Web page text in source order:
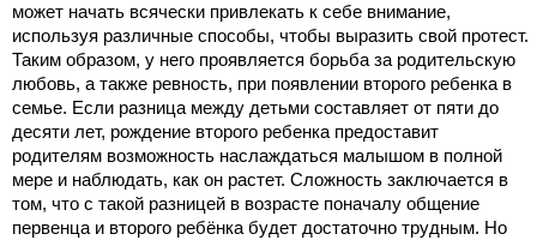
может начать всячески привлекать к себе внимание,
используя различные способы, чтобы выразить свой протест.
Таким образом, у него проявляется борьба за родительскую
любовь, а также ревность, при появлении второго ребенка в
семье. Если разница между детьми составляет от пяти до
десяти лет, рождение второго ребенка предоставит
родителям возможность наслаждаться малышом в полной
мере и наблюдать, как он растет. Сложность заключается в
том, что с такой разницей в возрасте поначалу общение
первенца и второго ребёнка будет достаточно трудным. Но